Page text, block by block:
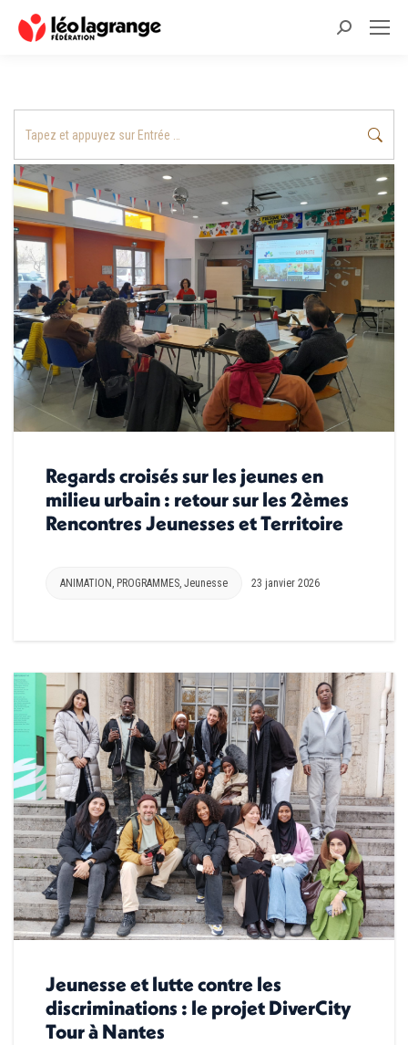
Recherche
Regards croisés sur les jeunes en
milieu urbain : retour sur les 2èmes
Rencontres Jeunesses et Territoire
ANIMATION, PROGRAMMES, Jeunesse 23 janvier 2026
Jeunesse et lutte contre les
discriminations : le projet DiverCity
Tour à Nantes